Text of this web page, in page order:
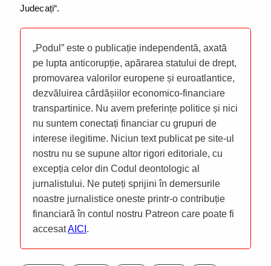
Judecați“.
„Podul” este o publicație independentă, axată
pe lupta anticorupție, apărarea statului de drept,
promovarea valorilor europene și euroatlantice,
dezvăluirea cârdășiilor economico-financiare
transpartinice. Nu avem preferințe politice și nici
nu suntem conectați financiar cu grupuri de
interese ilegitime. Niciun text publicat pe site-ul
nostru nu se supune altor rigori editoriale, cu
excepția celor din Codul deontologic al
jurnalistului. Ne puteți sprijini în demersurile
noastre jurnalistice oneste printr-o contribuție
financiară în contul nostru Patreon care poate fi
accesatAICI .